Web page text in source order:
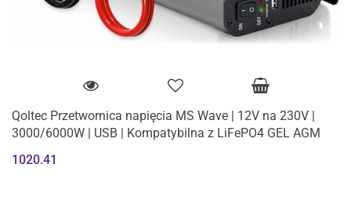
Qoltec Przetwornica napięcia MS Wave | 12V na 230V |
3000/6000W | USB | Kompatybilna z LiFePO4 GEL AGM
1020.41